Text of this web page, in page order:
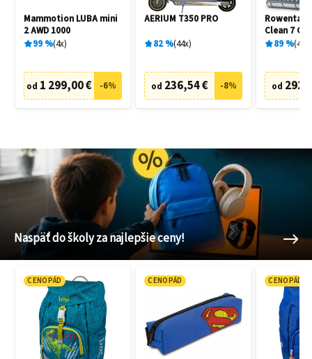
Mammotion LUBA mini
2 AWD 1000
99% 4x
od 1 299,00 € -6%
AERIUM T350 PRO
82% 44x
od 236,54 € -8%
Rowenta
Clean 7
89% 4
od
Naspäť do školy za najlepšie ceny!
CENOPÁD CENOPÁD CENOPÁD